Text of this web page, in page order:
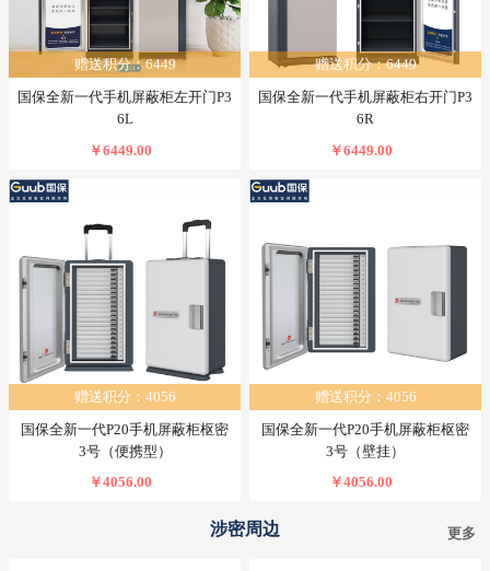
赠送积分：6449
国保全新一代手机屏蔽柜左开门P3
6L
￥6449.00
赠送积分：6449
国保全新一代手机屏蔽柜右开门P3
6R
￥6449.00
赠送积分：4056
国保全新一代P20手机屏蔽柜枢密
3号（便携型）
￥4056.00
赠送积分：4056
国保全新一代P20手机屏蔽柜枢密
3号（壁挂）
￥4056.00
涉密周边 更多